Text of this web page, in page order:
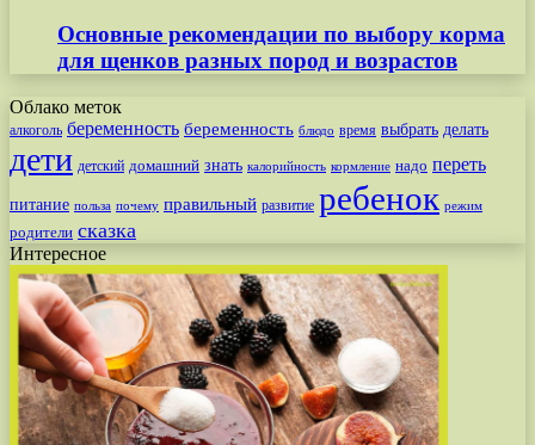
Основные рекомендации по выбору корма
для щенков разных пород и возрастов
Облако меток
алкоголь беременность беременность блюдо время выбрать делать
дети детский домашний знать калорийность кормление надо переть
питание польза почему правильный развитие ребенок режим
родители сказка
Интересное